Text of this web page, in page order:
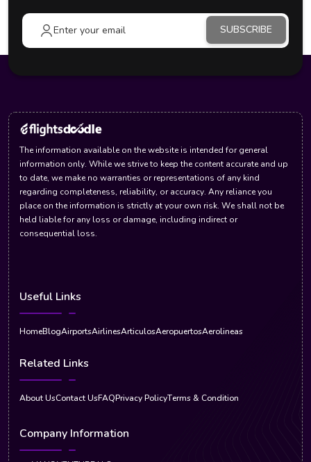
SUBSCRIBE
The information available on the website is intended for general
information only. While we strive to keep the content accurate and up
to date, we make no warranties or representations of any kind
regarding completeness, reliability, or accuracy. Any reliance you
place on the information is strictly at your own risk. We shall not be
held liable for any loss or damage, including indirect or
consequential loss.
Useful Links
HomeBlogAirportsAirlinesArticulosAeropuertosAerolineas
Related Links
About UsContact UsFAQPrivacy PolicyTerms & Condition
Company Information